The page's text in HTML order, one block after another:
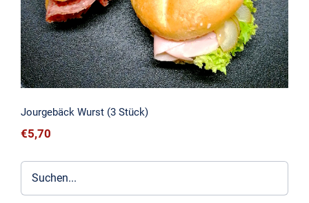
Jourgebäck Wurst (3 Stück)
€5,70